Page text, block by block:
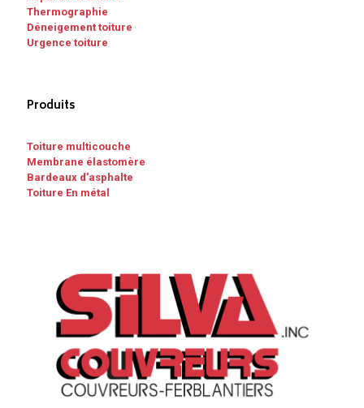
Thermographie
Déneigement toiture
Urgence toiture
Produits
Toiture multicouche
Membrane élastomère
Bardeaux d'asphalte
Toiture En métal